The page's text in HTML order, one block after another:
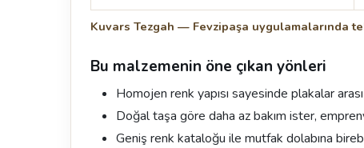
Kuvars Tezgah — Fevzipaşa uygulamalarında
Bu malzemenin öne çıkan yönleri
Homojen renk yapısı sayesinde plakalar
Doğal taşa göre daha az bakım ister,
Geniş renk kataloğu ile mutfak dolabına